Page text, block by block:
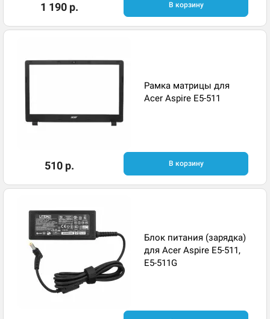
1 190 р. В корзину
Рамка матрицы для
Acer Aspire E5-511
510 р. В корзину
Блок питания (зарядка)
для Acer Aspire E5-511,
E5-511G